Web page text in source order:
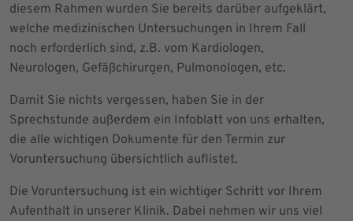
diesem Rahmen wurden Sie bereits darüber aufgeklärt,
welche medizinischen Untersuchungen in Ihrem Fall
noch erforderlich sind, z.B. vom Kardiologen,
Neurologen, Gefäßchirurgen, Pulmonologen, etc.
Damit Sie nichts vergessen, haben Sie in der
Sprechstunde außerdem ein Infoblatt von uns erhalten,
die alle wichtigen Dokumente für den Termin zur
Voruntersuchung übersichtlich auflistet.
Die Voruntersuchung ist ein wichtiger Schritt vor Ihrem
Aufenthalt in unserer Klinik. Dabei nehmen wir uns viel